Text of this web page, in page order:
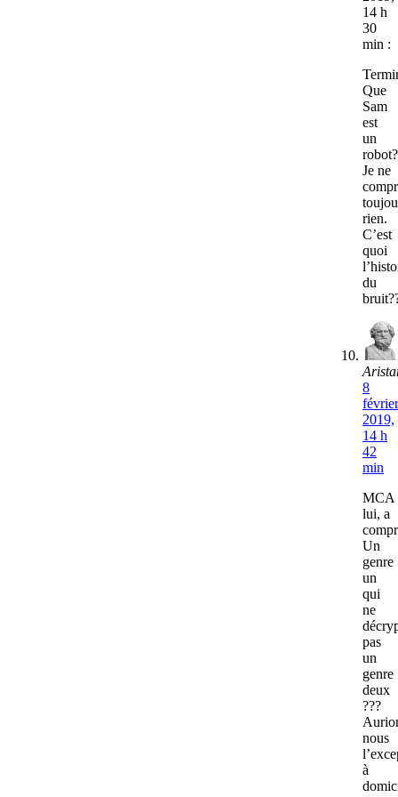
14 h
30
min :
Que
Sam
est
un
robot?
Je ne
rien.
C’est
quoi
du
8
février
2019,
14 h
42
min
MCA
lui, a
Un
genre
un
qui
ne
pas
un
genre
deux
???
nous
à